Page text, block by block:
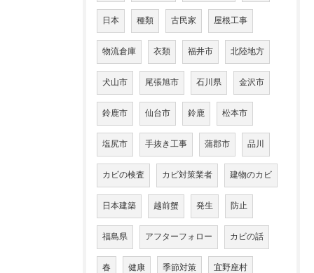
日本 種類 古民家 屋根工事
物流倉庫 衣類 福井市 北陸地方
犬山市 尾張旭市 石川県 金沢市
鈴鹿市 仙台市 鈴鹿 松本市
塩尻市 手抜き工事 蒲郡市 品川
カビの検査 カビ対策業者 建物のカビ
日本建築 越前蟹 発生 防止
福島県 アフターフォロー カビの話
春 健康 季節対策 宜野座村